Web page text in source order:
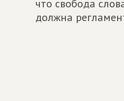
что свобода
должна